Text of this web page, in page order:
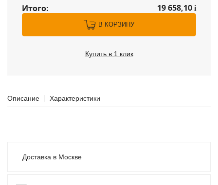
Итого: 19 658,10 i
В КОРЗИНУ
Купить в 1 клик
Описание Характеристики
Доставка в Москве